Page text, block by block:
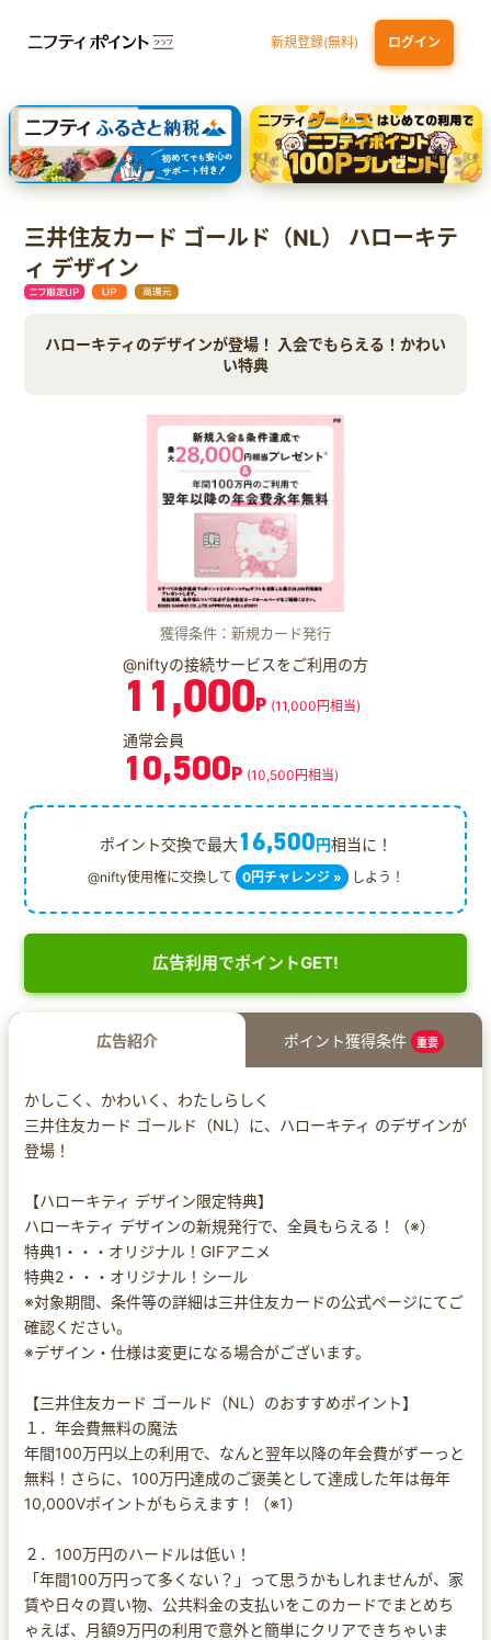
新規登録(無料) ログイン
エポスカード【最短1週間程度付与】
【親権者さまの代理申込専用】三井住友銀行Oliveお子さま用口座
三井住友カード（NL）
三井住友カード ゴールド（NL） ハローキテ
ィ デザイン
ハローキティのデザインが登場！ 入会でもらえる！かわい
い特典
獲得条件：新規カード発行
@niftyの接続サービスをご利用の方
11,000P (11,000円相当)
通常会員
10,500P (10,500円相当)
ポイント交換で最大16,500円相当に！
@nifty使用権に交換して 0円チャレンジ » しよう！
広告利用でポイントGET!
広告紹介 ポイント獲得条件 重要
かしこく、かわいく、わたしらしく
三井住友カード ゴールド（NL）に、ハローキティ のデザインが
登場！
【ハローキティ デザイン限定特典】
ハローキティ デザインの新規発行で、全員もらえる！（※）
特典1・・・オリジナル！GIFアニメ
特典2・・・オリジナル！シール
※対象期間、条件等の詳細は三井住友カードの公式ページにてご
確認ください。
※デザイン・仕様は変更になる場合がございます。
【三井住友カード ゴールド（NL）のおすすめポイント】
１．年会費無料の魔法
年間100万円以上の利用で、なんと翌年以降の年会費がずーっと
無料！さらに、100万円達成のご褒美として達成した年は毎年
10,000Vポイントがもらえます！（※1）
２．100万円のハードルは低い！
「年間100万円って多くない？」って思うかもしれませんが、家
賃や日々の買い物、公共料金の支払いをこのカードでまとめち
ゃえば、月額9万円の利用で意外と簡単にクリアできちゃいま